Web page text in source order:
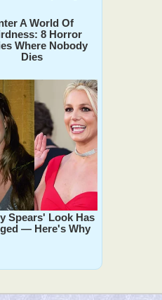
A World Of
8 Horror
Where Nobody
Dies
Spears' Look Has
— Here's Why